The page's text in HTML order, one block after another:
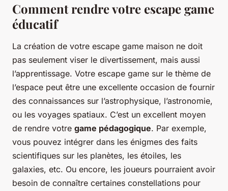
Comment rendre votre escape game
éducatif
La création de votre escape game maison ne doit
pas seulement viser le divertissement, mais aussi
l’apprentissage. Votre escape game sur le thème de
l’espace peut être une excellente occasion de fournir
des connaissances sur l’astrophysique, l’astronomie,
ou les voyages spatiaux. C’est un excellent moyen
de rendre votre game pédagogique. Par exemple,
vous pouvez intégrer dans les énigmes des faits
scientifiques sur les planètes, les étoiles, les
galaxies, etc. Ou encore, les joueurs pourraient avoir
besoin de connaître certaines constellations pour